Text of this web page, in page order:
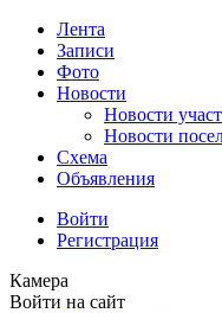
Лента
Записи
Фото
Новости
Новости
Новости
Схема
Объявления
Войти
Регистрация
Камера
Войти на сайт